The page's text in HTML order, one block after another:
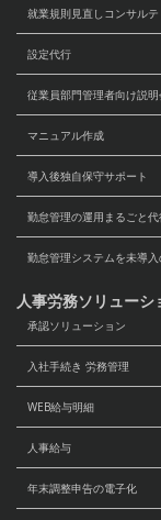
就業規則見直しコンサルテ
設定代行
従業員部門管理者向け説明
マニュアル作成
導入後独自保守サポート
勤怠管理の運用まるごと代
勤怠管理システムを未導
人事労務ソリューシ
承認ソリューション
入社手続き 労務管理
WEB給与明細
人事給与
年末調整申告の電子化